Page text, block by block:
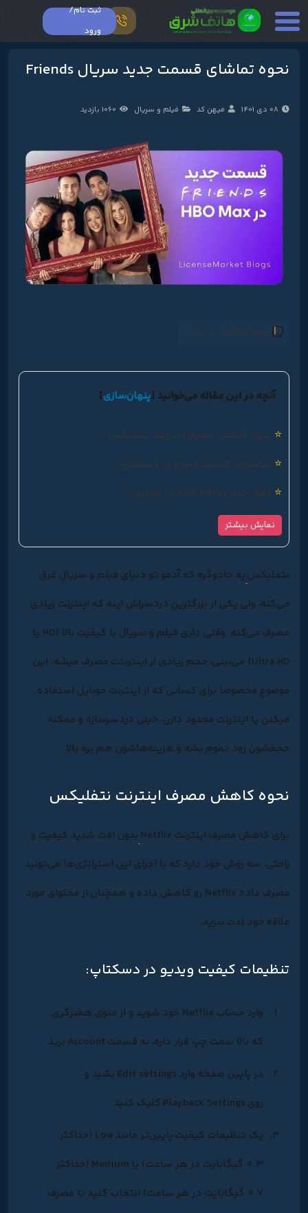
ثبت نام/
ورود
نحوه تماشای قسمت جدید سریال Friends
08 دی 1401 میهن کد فیلم و سریال 1060 بازدید
زمان مطالعه : 2دقیقه
آنچه در این مقاله می‌خوانید [پنهان‌سازی]
⭐ نحوه کاهش مصرف اینترنت نتفلیکس
⭐ تنظیمات کیفیت ویدیو در دسکتاپ:
⭐ فعال کردن Save Data در موبایل:
نمایش بیشتر
نتفلیکس یه جادوگره که آدمو تو دنیای فیلم و سریال غرق
می‌کنه، ولی یکی از بزرگترین دردسراش اینه که اینترنت زیادی
مصرف می‌کنه. وقتی داری فیلم و سریال با کیفیت بالا (HD یا
Ultra HD) می‌بینی، حجم زیادی از اینترنتت مصرف میشه. این
موضوع مخصوصا برای کسانی که از اینترنت موبایل استفاده
میکنن یا اینترنت محدود دارن، خیلی دردسرسازه و ممکنه
حجمشون زود تموم بشه و هزینه‌هاشون هم بره بالا.
نحوه کاهش مصرف اینترنت نتفلیکس
برای کاهش مصرف اینترنت Netflix
بدون افت شدید کیفیت و
راحتی، سه روش جود داره که با اجرای این استراتژی‌ها می‌تونید
مصرف داده Netflix رو کاهش داده و همچنان از محتوای مورد
علاقه خود لذت ببرید.
تنظیمات کیفیت ویدیو در دسکتاپ:
وارد حساب Netflix خود شوید و از منوی همبرگری
که بالا سمت چپ قرار داره، به قسمت Account برید
در پایین صفحه وارد Edit settings بشید و
روی Playback Settings کلیک کنید
یک تنظیمات کیفیت پایین‌تر مانندLow (حداکثر
0.3 گیگابایت در هر ساعت) یا
Medium (حداکثر
0.7 گیگابایت در هر ساعت) انتخاب کنید تا مصرف